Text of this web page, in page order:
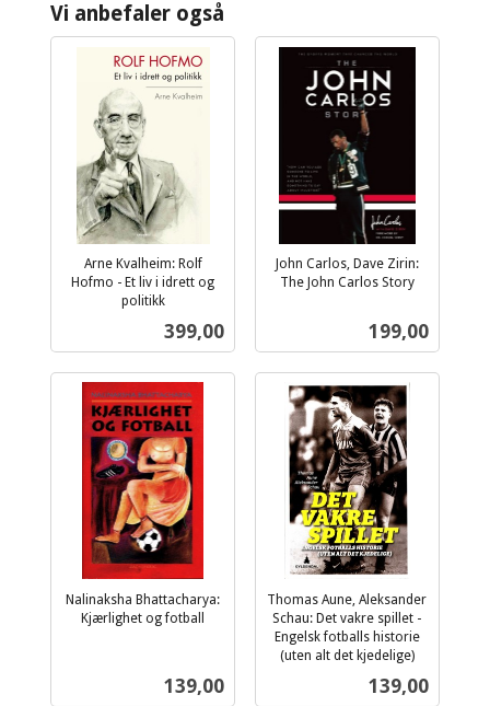
Vi anbefaler også
Arne Kvalheim: Rolf
Hofmo - Et liv i idrett og
politikk
Pris
399,00
John Carlos, Dave Zirin:
The John Carlos Story
Pris
199,00
Nalinaksha Bhattacharya:
Kjærlighet og fotball
Pris
139,00
Thomas Aune, Aleksander
Schau: Det vakre spillet -
Engelsk fotballs historie
(uten alt det kjedelige)
Pris
139,00